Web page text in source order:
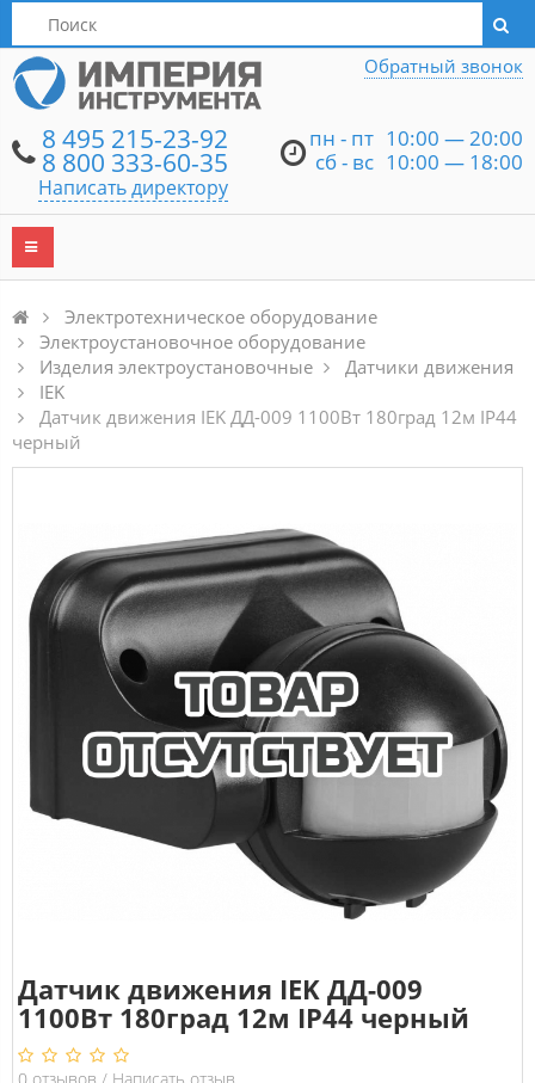
Написать директору
8 495 215-23-92
8 800 333-60-35
Написать директору
пн - пт 10:00 — 20:00
сб - вс 10:00 — 18:00
Обратный звонок
Электротехническое оборудование
Электроустановочное оборудование
Изделия электроустановочные
Датчики движения
IEK
Датчик движения IEK ДД-009 1100Вт 180град 12м IP44
черный
Датчик движения IEK ДД-009
1100Вт 180град 12м IP44 черный